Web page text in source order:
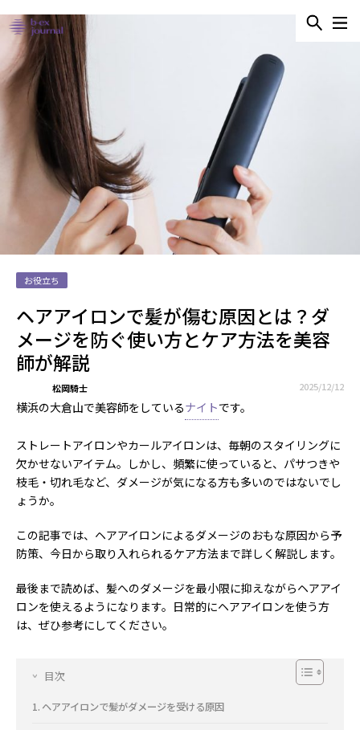
お役立ち
ヘアアイロンで髪が傷む原因とは？ダ
メージを防ぐ使い方とケア方法を美容
師が解説
松岡騎士 2025/12/12
横浜の大倉山で美容師をしているナイトです。
ストレートアイロンやカールアイロンは、毎朝のスタイリングに
欠かせないアイテム。しかし、頻繁に使っていると、パサつきや
枝毛・切れ毛など、ダメージが気になる方も多いのではないでし
ょうか。
この記事では、ヘアアイロンによるダメージのおもな原因から予
防策、今日から取り入れられるケア方法まで詳しく解説します。
最後まで読めば、髪へのダメージを最小限に抑えながらヘアアイ
ロンを使えるようになります。日常的にヘアアイロンを使う方
は、ぜひ参考にしてください。
目次
ヘアアイロンで髪がダメージを受ける原因